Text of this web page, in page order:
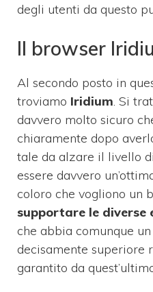
degli utenti da questo
Il browser
Al secondo posto in
troviamo Iridium. Si
davvero molto sicuro
chiaramente dopo
tale da alzare il livello
essere davvero
coloro che vogliono un
supportare le diverse
che abbia comunque
decisamente superiore
garantito da